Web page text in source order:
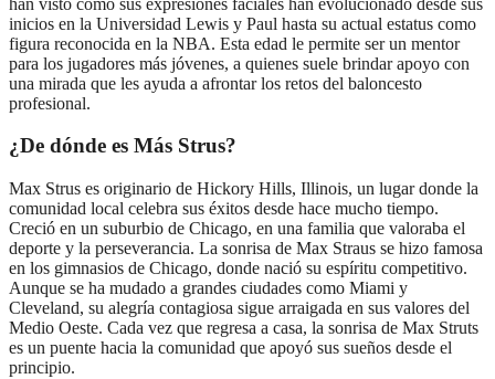
inicios en la Universidad Lewis y Paul hasta su actual estatus como
figura reconocida en la NBA. Esta edad le permite ser un mentor
para los jugadores más jóvenes, a quienes suele brindar apoyo con
una mirada que les ayuda a afrontar los retos del baloncesto
profesional.
¿De dónde es Más Strus?
Max Strus es originario de Hickory Hills, Illinois, un lugar donde la
comunidad local celebra sus éxitos desde hace mucho tiempo.
Creció en un suburbio de Chicago, en una familia que valoraba el
deporte y la perseverancia. La sonrisa de Max Straus se hizo famosa
en los gimnasios de Chicago, donde nació su espíritu competitivo.
Aunque se ha mudado a grandes ciudades como Miami y
Cleveland, su alegría contagiosa sigue arraigada en sus valores del
Medio Oeste. Cada vez que regresa a casa, la sonrisa de Max Struts
es un puente hacia la comunidad que apoyó sus sueños desde el
principio.